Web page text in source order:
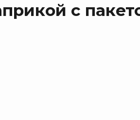
добавки в ДойПак
с